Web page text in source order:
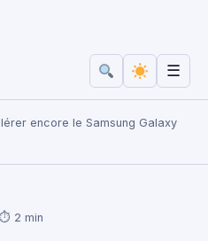
☰
encore le Samsung Galaxy
⏱ 2 min